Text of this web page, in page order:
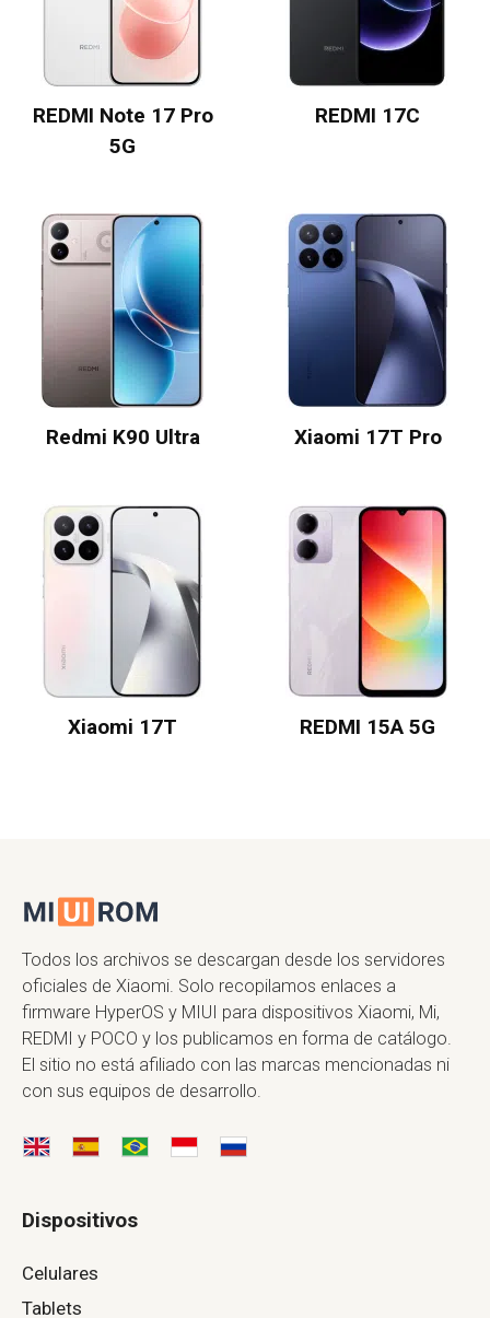
REDMI Note 17 Pro
5G
REDMI 17C
Redmi K90 Ultra Xiaomi 17T Pro
Xiaomi 17T REDMI 15A 5G
Todos los archivos se descargan desde los servidores
oficiales de Xiaomi. Solo recopilamos enlaces a
firmware HyperOS y MIUI para dispositivos Xiaomi, Mi,
REDMI y POCO y los publicamos en forma de catálogo.
El sitio no está afiliado con las marcas mencionadas ni
con sus equipos de desarrollo.
Dispositivos
Celulares
Tablets